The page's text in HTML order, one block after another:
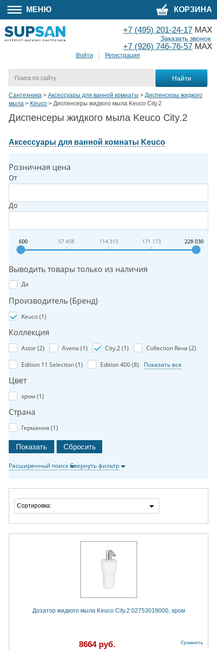
МЕНЮ КОРЗИНА
Войти Регистрация
+7 (495) 201-24-17 MAX
+7 (926) 746-76-57 MAX
Заказать звонок
Сантехника > Аксессуары для ванной комнаты > Диспенсеры жидкого
мыла > Keuco > Диспенсеры жидкого мыла Keuco City.2
Диспенсеры жидкого мыла Keuco City.2
Аксессуары для ванной комнаты Keuco
Розничная цена
От
До
600 57 458 114 315 171 173 228 030
Выводить товары только из наличия
Да
Производитель (Бренд)
Keuco (1)
Коллекция
Astor (2) Aveno (1) City.2 (1) Collection Reva (2)
Edition 11 Selection (1) Edition 400 (8) Показать все
Цвет
хром (1)
Страна
Германия (1)
Расширенный поискСвернуть фильтр
Сортировка:
Дозатор жидкого мыла Keuco City.2 02753019000, хром
8664 руб. Сравнить